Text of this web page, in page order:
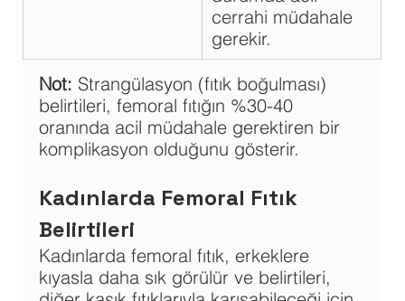
cerrahi müdahale
gerekir.
Not: Strangülasyon (fıtık boğulması)
belirtileri, femoral fıtığın %30-40
oranında acil müdahale gerektiren bir
komplikasyon olduğunu gösterir.
Kadınlarda Femoral Fıtık
Belirtileri
Kadınlarda femoral fıtık, erkeklere
kıyasla daha sık görülür ve belirtileri,